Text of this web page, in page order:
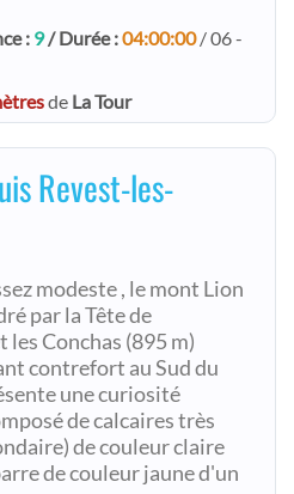
: 9/ Durée :04:00:00/ 06 -
de La Tour
Revest-les-
modeste , le mont Lion
par la Tête de
les Conchas (895 m)
contrefort au Sud du
une curiosité
de calcaires très
de couleur claire
de couleur jaune d'un